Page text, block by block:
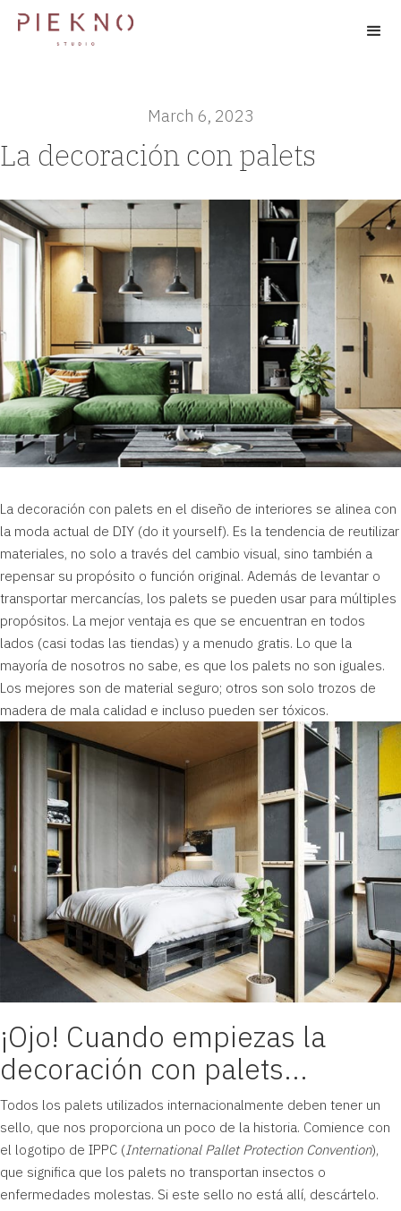
March 6, 2023
La decoración con palets
La decoración con palets en el diseño de interiores se alinea con
la moda actual de DIY (do it yourself). Es la tendencia de reutilizar
materiales, no solo a través del cambio visual, sino también a
repensar su propósito o función original. Además de levantar o
transportar mercancías, los palets se pueden usar para múltiples
propósitos. La mejor ventaja es que se encuentran en todos
lados (casi todas las tiendas) y a menudo gratis. Lo que la
mayoría de nosotros no sabe, es que los palets no son iguales.
Los mejores son de material seguro; otros son solo trozos de
madera de mala calidad e incluso pueden ser tóxicos.
¡Ojo! Cuando empiezas la
decoración con palets...
Todos los palets utilizados internacionalmente deben tener un
sello, que nos proporciona un poco de la historia. Comience con
el logotipo de IPPC (International Pallet Protection Convention),
que significa que los palets no transportan insectos o
enfermedades molestas. Si este sello no está allí, descártelo.